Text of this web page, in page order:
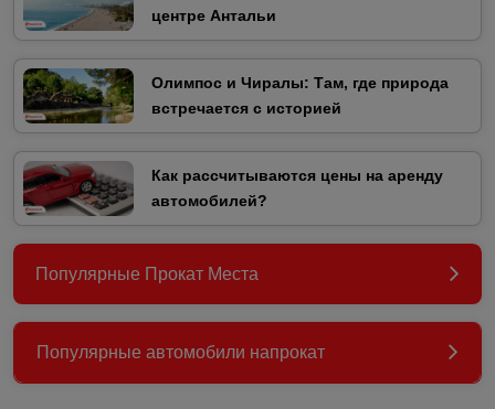
центре Антальи
Олимпос и Чиралы: Там, где природа
встречается с историей
Как рассчитываются цены на аренду
автомобилей?
Популярные Прокат Места
Популярные автомобили напрокат